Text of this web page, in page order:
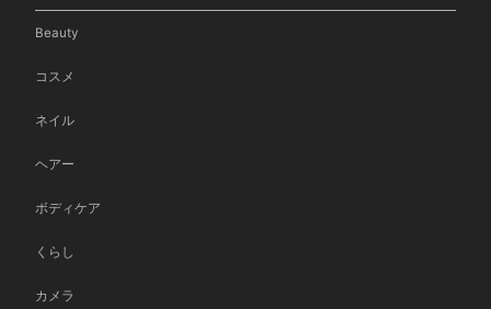
Beauty
コスメ
ネイル
ヘアー
ボディケア
くらし
カメラ